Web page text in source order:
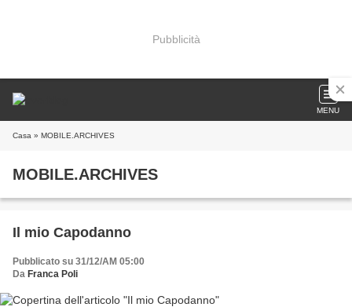
Pubblicità
MENU
Casa » MOBILE.ARCHIVES
MOBILE.ARCHIVES
Il mio Capodanno
Pubblicato su 31/12/AM 05:00
Da Franca Poli